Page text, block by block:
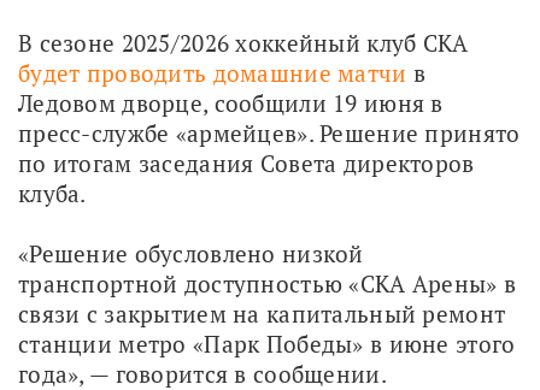
будет проводить домашние матчи в
Ледовом дворце, сообщили 19 июня в
пресс-службе «армейцев». Решение принято
по итогам заседания Совета директоров
клуба.
«Решение обусловлено низкой
транспортной доступностью «СКА Арены» в
связи с закрытием на капитальный ремонт
станции метро «Парк Победы» в июне этого
года», — говорится в сообщении.